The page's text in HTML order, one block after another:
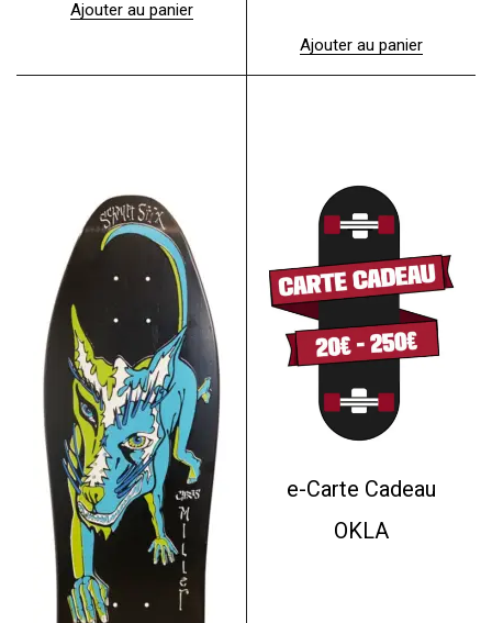
Ajouter au panier
Ajouter au panier
e-Carte Cadeau
OKLA